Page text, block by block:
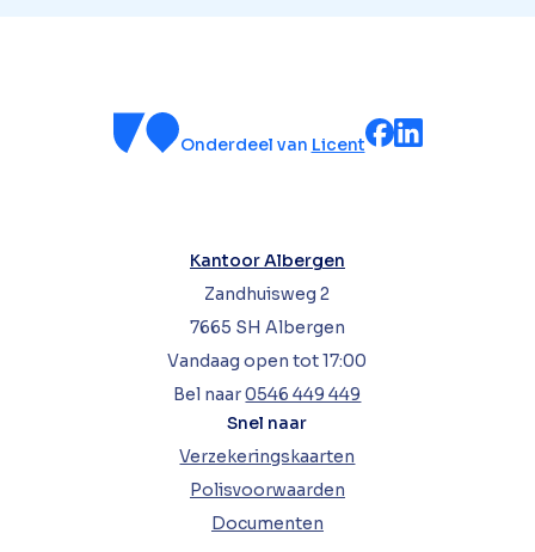
Onderdeel van Licent
Kantoor Albergen
Zandhuisweg 2
7665 SH Albergen
Vandaag open tot 17:00
Bel naar0546 449 449
Snel naar
Verzekeringskaarten
Polisvoorwaarden
Documenten